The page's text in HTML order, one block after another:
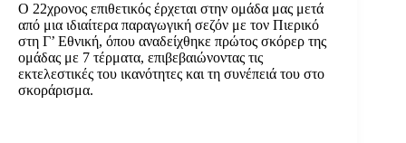
Ο 22χρονος επιθετικός έρχεται στην ομάδα μας μετά
από μια ιδιαίτερα παραγωγική σεζόν με τον Πιερικό
στη Γ’ Εθνική, όπου αναδείχθηκε πρώτος σκόρερ της
ομάδας με 7 τέρματα, επιβεβαιώνοντας τις
εκτελεστικές του ικανότητες και τη συνέπειά του στο
σκοράρισμα.